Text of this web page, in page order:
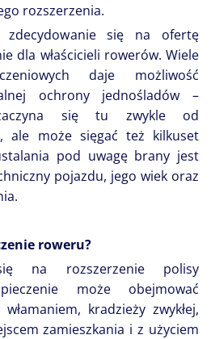
rozszerzenia.
zdecydowanie się na ofertę
dla właścicieli rowerów. Wiele
daje możliwość
ochrony jednośladów –
się tu zwykle od
ale może sięgać też kilkuset
pod uwagę brany jest
pojazdu, jego wiek oraz
roweru?
na rozszerzenie polisy
może obejmować
kradzieży zwykłej,
zamieszkania i z użyciem